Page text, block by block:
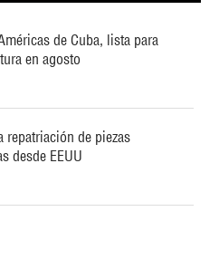
de Cuba, lista para
en agosto
repatriación de piezas
desde EEUU